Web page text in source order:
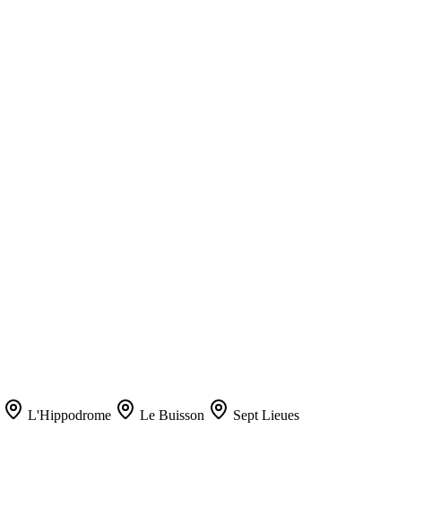
L'Hippodrome Le Buisson
Sept Lieues